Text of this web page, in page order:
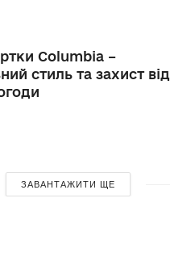
Columbia –
стиль та захист від
ЗАВАНТАЖИТИ ЩЕ